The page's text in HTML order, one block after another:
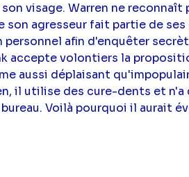
visage. Warren ne
son agresseur fait partie de
personnel afin d'enquêter
accepte volontiers la
aussi déplaisant
il utilise des cure-dents et
Voilà pourquoi il aurait